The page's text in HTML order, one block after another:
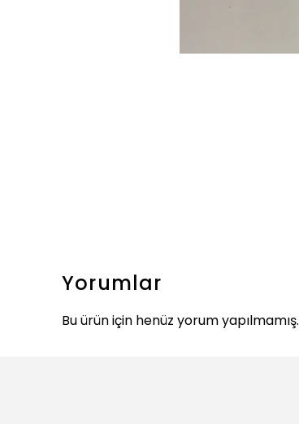
Yorumlar
Bu ürün için henüz yorum yapılmamış.